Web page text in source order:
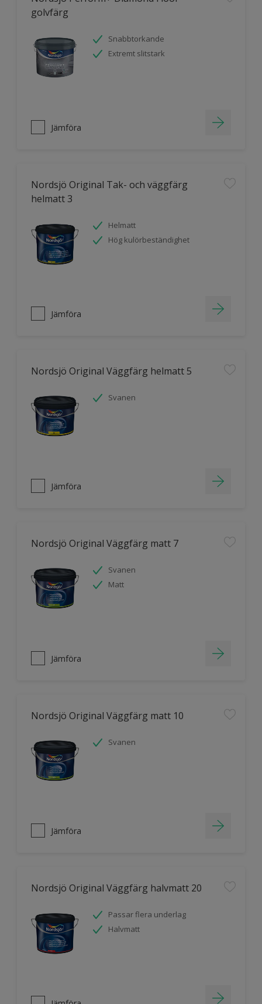
golvfärg
Snabbtorkande
Extremt slitstark
Jämföra
Nordsjö Original Tak- och väggfärg
helmatt 3
Helmatt
Hög kulörbeständighet
Jämföra
Nordsjö Original Väggfärg helmatt 5
Svanen
Jämföra
Nordsjö Original Väggfärg matt 7
Svanen
Matt
Jämföra
Nordsjö Original Väggfärg matt 10
Svanen
Jämföra
Nordsjö Original Väggfärg halvmatt 20
Passar flera underlag
Halvmatt